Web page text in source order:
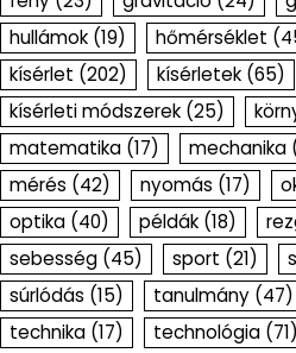
hullámok (19) hőmérséklet
kísérlet (202) kísérletek (65)
kísérleti módszerek (25)
matematika (17) mechanika
mérés (42) nyomás (17)
optika (40) példák (18)
sebesség (45) sport (21)
súrlódás (15) tanulmány (47)
technika (17) technológia (71)